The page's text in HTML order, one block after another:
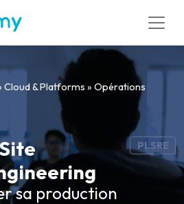
Cloud & Platforms » Opérations
PLSRE
sa production